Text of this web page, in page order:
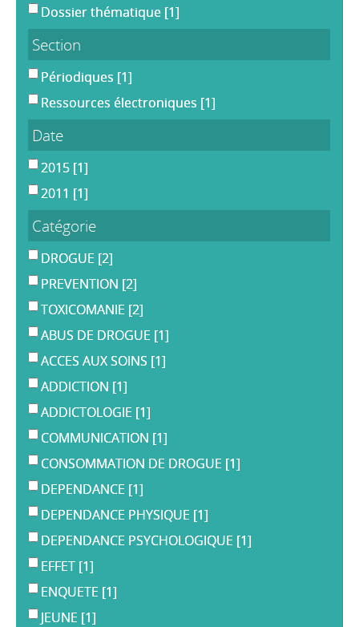
Dossier thématique [1]
Section
Périodiques [1]
Ressources électroniques [1]
Date
2015 [1]
2011 [1]
Catégorie
DROGUE [2]
PREVENTION [2]
TOXICOMANIE [2]
ABUS DE DROGUE [1]
ACCES AUX SOINS [1]
ADDICTION [1]
ADDICTOLOGIE [1]
COMMUNICATION [1]
CONSOMMATION DE DROGUE [1]
DEPENDANCE [1]
DEPENDANCE PHYSIQUE [1]
DEPENDANCE PSYCHOLOGIQUE [1]
EFFET [1]
ENQUETE [1]
JEUNE [1]